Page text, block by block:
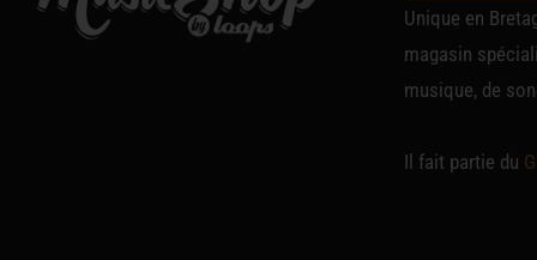
Unique en
magasin
musique, de
Il fait partie du